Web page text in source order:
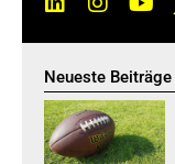
Neueste Beiträge